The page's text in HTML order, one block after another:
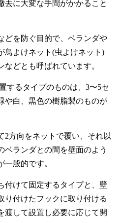
去に大変な手間がかかること
どを防ぐ目的で、ベランダや
鳥よけネット(虫よけネット)
どとも呼ばれています。
するタイプのものは、3〜5セ
や白、黒色の樹脂製のものが
2方向をネットで覆い、それ以
ベランダとの間を壁面のよう
般的です。
付けて固定するタイプと、壁
り付けたフックに取り付ける
渡して設置し必要に応じて開